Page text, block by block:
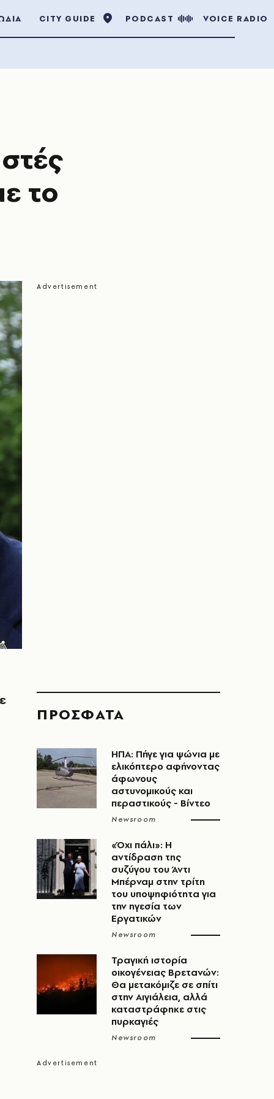
CITY GUIDE PODCAST VOICE RADIO
το
ΠΡΟΣΦΑΤΑ
ΗΠΑ: Πήγε για ψώνια με
ελικόπτερο αφήνοντας
άφωνους
αστυνομικούς και
περαστικούς - Βίντεο
Newsroom
«Όχι πάλι»: Η
αντίδραση της
συζύγου του Άντι
Μπέρναμ στην τρίτη
του υποψηφιότητα για
την ηγεσία των
Εργατικών
Newsroom
Τραγική ιστορία
οικογένειας Βρετανών:
Θα μετακόμιζε σε σπίτι
στην Αιγιάλεια, αλλά
καταστράφηκε στις
πυρκαγιές
Newsroom